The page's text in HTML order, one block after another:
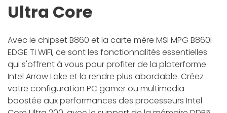
Ultra Core
Avec le chipset B860 et la carte mère MSI MPG B860I
EDGE TI WIFI, ce sont les fonctionnalités essentielles
qui s'offrent à vous pour profiter de la platerforme
Intel Arrow Lake et la rendre plus abordable. Créez
votre configuration PC gamer ou multimedia
boostée aux performances des processeurs Intel